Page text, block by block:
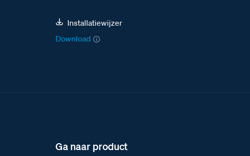
Installatiewijzer
Download
Ga naar product